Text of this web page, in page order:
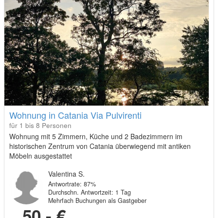
Wohnung in Catania Via Pulvirenti
für 1 bis 8 Personen
Wohnung mit 5 Zimmern, Küche und 2 Badezimmern im
historischen Zentrum von Catania überwiegend mit antiken
Möbeln ausgestattet
Valentina S.
Antwortrate: 87%
Durchschn. Antwortzeit: 1 Tag
Mehrfach Buchungen als Gastgeber